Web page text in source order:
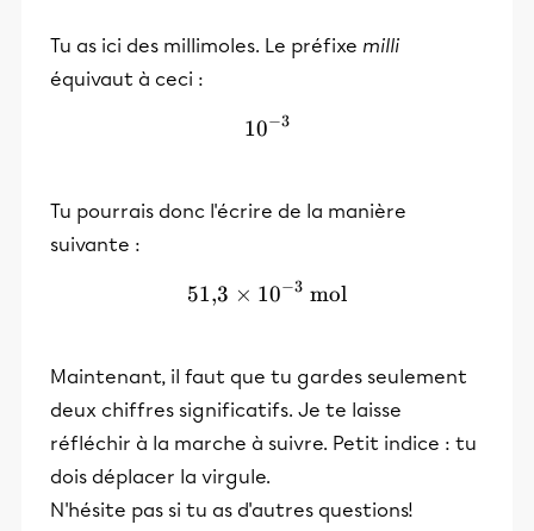
Tu as ici des millimoles. Le préfixe milli
équivaut à ceci :
10^{-3}
10−3
Tu pourrais donc l'écrire de la manière
suivante :
51{,}3 \times 10^{-
51,3 × 10−3 mol
Maintenant, il faut que tu gardes seulement
deux chiffres significatifs. Je te laisse
réfléchir à la marche à suivre. Petit indice : tu
dois déplacer la virgule.
N'hésite pas si tu as d'autres questions!